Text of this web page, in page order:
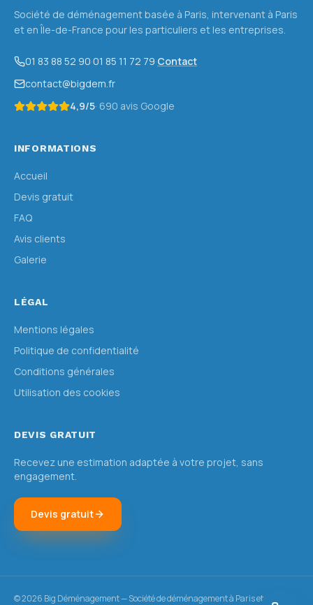
Société de déménagement basée à Paris, intervenant à Paris
et en Île-de-France pour les particuliers et les entreprises.
01 83 88 52 90·01 85 11 72 79·Contact
contact@bigdem.fr
4,9/5· 690 avis Google
INFORMATIONS
Accueil
Devis gratuit
FAQ
Avis clients
Galerie
LÉGAL
Mentions légales
Politique de confidentialité
Conditions générales
Utilisation des cookies
DEVIS GRATUIT
Recevez une estimation adaptée à votre projet, sans
engagement.
Devis gratuit
©2026 Big Déménagement — Société de déménagement à Paris et en Île-